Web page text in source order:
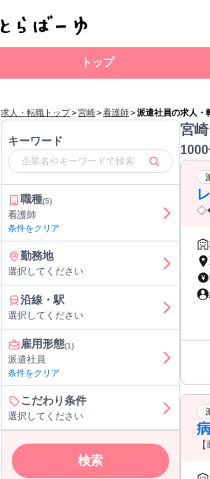
トップ
求人・転職トップ>宮崎>看護師>派遣社員の求人・
キーワード
職種(5)
看護師
条件をクリア
勤務地
選択してください
沿線・駅
選択してください
雇用形態(1)
派遣社員
条件をクリア
こだわり条件
選択してください
検索
宮